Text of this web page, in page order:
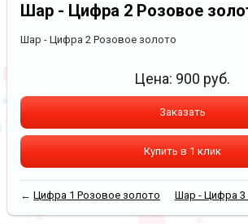
Шар - Цифра 2 Розовое
Шар - Цифра 2 Розовое золото
Цена: 900 руб.
Заказать
Купить в 1 клик
←Цифра 1 Розовое золото Шар - Цифра 3